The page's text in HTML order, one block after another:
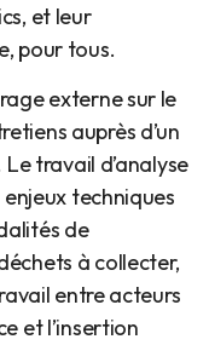
et leur
pour tous.
externe sur le
auprès d’un
travail d’analyse
techniques
de
à collecter,
entre acteurs
et l’insertion